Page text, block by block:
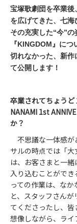
宝塚歌劇団を卒業
を広げてきた、七海
その充実した“今”
『KINGDOM』に
切れなかった、新
て公開します！
卒業されてちょう
NANAMI 1st
か？
不思議な一体感
サルの時点では「
は、お客さまと一
入り込むことがで
っての作業は、な
と、スタッフさん
てくださったし、
想像しながら、ライ